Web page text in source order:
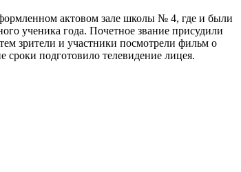
актовом зале школы № 4, где и были
ученика года. Почетное звание присудили
зрители и участники посмотрели фильм о
сроки подготовило телевидение лицея.